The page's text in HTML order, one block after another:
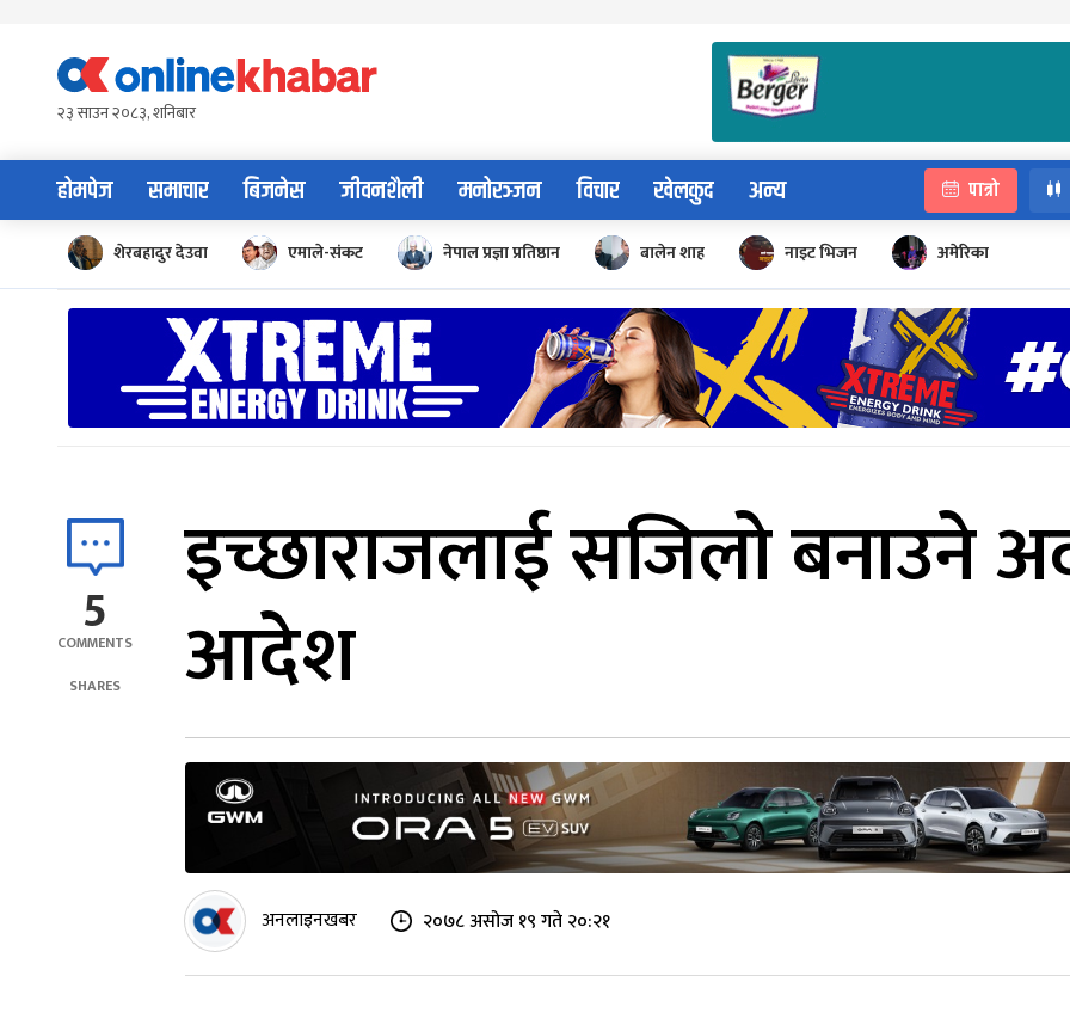
content२३ साउन २०८३, शनिबार
होमपेज समाचार बिजनेस जीवनशैली मनोरञ्जन विचार खेलकुद अन्य पात्रो
शेरबहादुर देउवा एमाले-संकट नेपाल प्रज्ञा प्रतिष्ठान बालेन शाह नाइट भिजन अमेरिका
5
COMMENTS
SHARES
इच्छाराजलाई सजिलो बनाउने
आदेश
अनलाइनखबर २०७८ असोज १९ गते २०:२१